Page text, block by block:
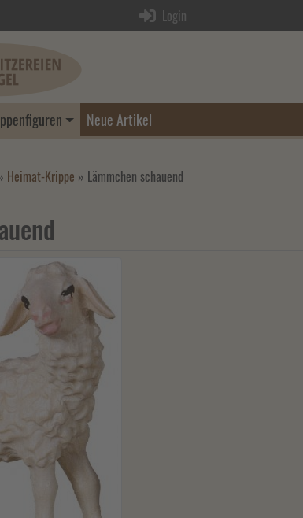
Login
Neue Artikel
Heimat-Krippe » Lämmchen schauend